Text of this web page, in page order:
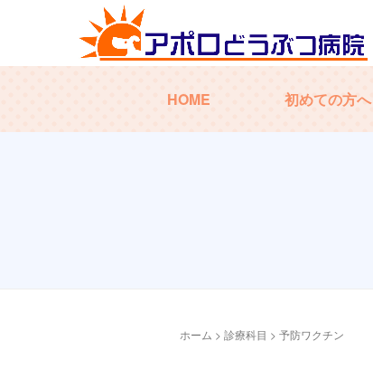
HOME 初めての方へ
ホーム >診療科目 >予防ワクチン